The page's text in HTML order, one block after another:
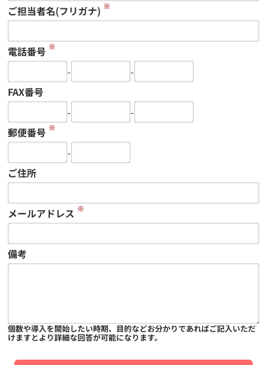
ご担当者名(フリガナ) ※
電話番号 ※
-
-
FAX番号
-
-
郵便番号 ※
-
ご住所
メールアドレス ※
備考
個数や導入を開始したい時期、目的などお分かりであればご記入いただ
けますとより詳細な回答が可能になります。